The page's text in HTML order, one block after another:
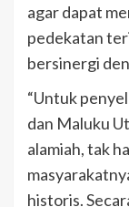
agar dapat
pedekatan
bersinergi
“Untuk
dan Maluku
alamiah, tak
historis.